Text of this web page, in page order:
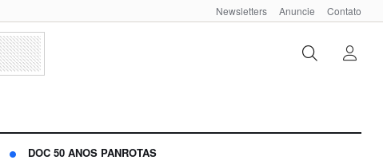
Newsletters Anuncie Contato
DOC 50 ANOS PANROTAS